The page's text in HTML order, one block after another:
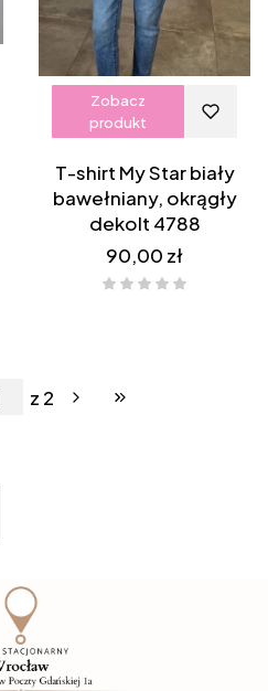
Zobacz
produkt
T-shirt My Star biały
bawełniany, okrągły
dekolt 4788
Cena
90,00 zł
z 2 Przejdź do ostatniej